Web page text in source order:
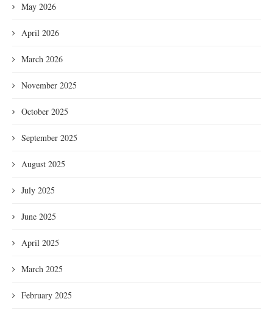
May 2026
April 2026
March 2026
November 2025
October 2025
September 2025
August 2025
July 2025
June 2025
April 2025
March 2025
February 2025